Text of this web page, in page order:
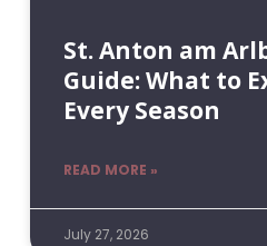
St. Anton am
Guide: What to
Every Season
READ MORE »
July 27, 2026